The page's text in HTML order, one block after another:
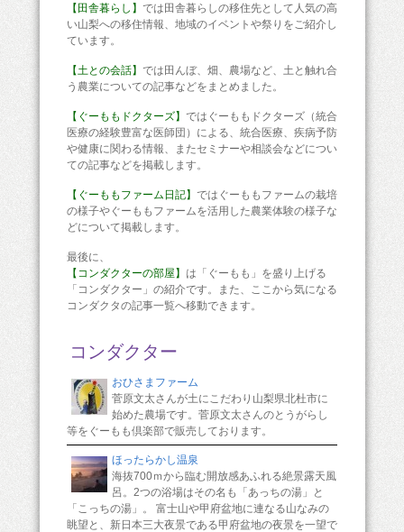
【田舎暮らし】 では田舎暮らしの移住先として人気の高
い山梨への移住情報、地域のイベントや祭りをご紹介し
ています。
【土との会話】 では田んぼ、畑、農場など、土と触れ合
う農業についての記事などをまとめました。
【ぐーももドクターズ】 ではぐーももドクターズ（統合
医療の経験豊富な医師団）による、統合医療、疾病予防
や健康に関わる情報、またセミナーや相談会などについ
ての記事などを掲載します。
【ぐーももファーム日記】 ではぐーももファームの栽培
の様子やぐーももファームを活用した農業体験の様子な
どについて掲載します。
最後に、
【コンダクターの部屋】 は「ぐーもも」を盛り上げる
「コンダクター」の紹介です。また、ここから気になる
コンダクタの記事一覧へ移動できます。
コンダクター
おひさまファーム
菅原文太さんが土にこだわり山梨県北杜市に
始めた農場です。菅原文太さんのとうがらし
等をぐーもも倶楽部で販売しております。
ほったらかし温泉
海抜700ｍから臨む開放感あふれる絶景露天風
呂。2つの浴場はその名も「あっちの湯」と
「こっちの湯」。 富士山や甲府盆地に連なる山なみの
眺望と、新日本三大夜景である甲府盆地の夜景を一望で